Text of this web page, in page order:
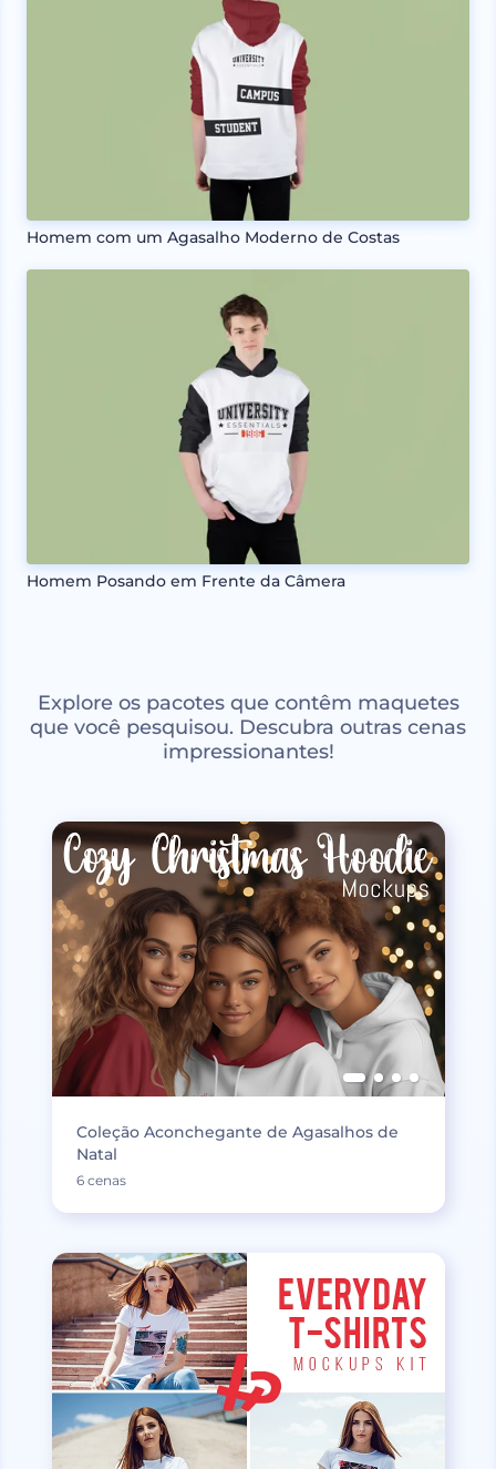
Homem com um Agasalho Moderno de Costas
Homem Posando em Frente da Câmera
Explore os pacotes que contêm maquetes
que você pesquisou. Descubra outras cenas
impressionantes!
Coleção Aconchegante de Agasalhos de
Natal
6 cenas